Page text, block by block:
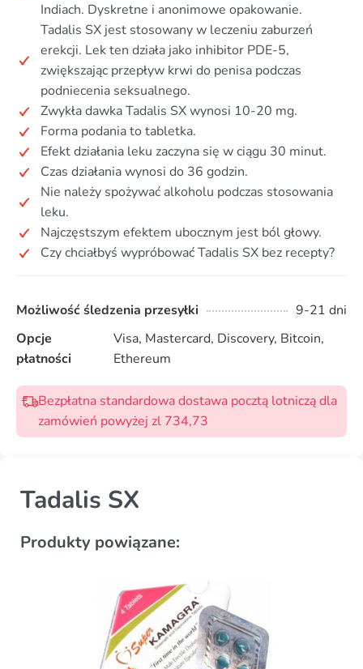
Indiach. Dyskretne i anonimowe opakowanie.
Tadalis SX jest stosowany w leczeniu zaburzeń
erekcji. Lek ten działa jako inhibitor PDE-5,
zwiększając przepływ krwi do penisa podczas
podniecenia seksualnego.
Zwykła dawka Tadalis SX wynosi 10-20 mg.
Forma podania to tabletka.
Efekt działania leku zaczyna się w ciągu 30 minut.
Czas działania wynosi do 36 godzin.
Nie należy spożywać alkoholu podczas stosowania
leku.
Najczęstszym efektem ubocznym jest ból głowy.
Czy chciałbyś wypróbować Tadalis SX bez recepty?
Możliwość śledzenia przesyłki
9-21 dni
Opcje
płatności
Visa, Mastercard, Discovery, Bitcoin,
Ethereum
Bezpłatna standardowa dostawa pocztą lotniczą dla
zamówień powyżej zl 734,73
Tadalis SX
Produkty powiązane: